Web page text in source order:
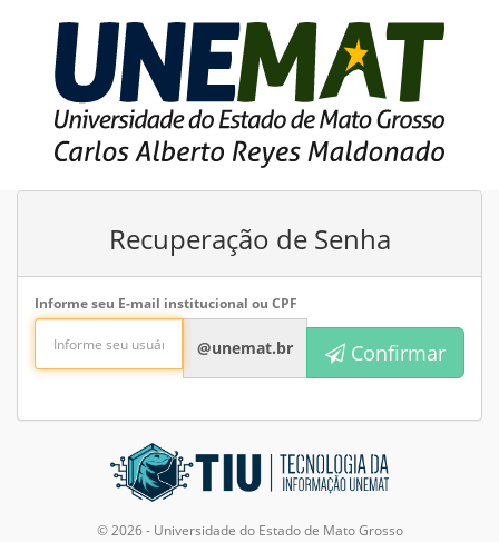
Recuperação de Senha
Informe seu E-mail institucional ou CPF
@unemat.br Confirmar
© 2026 - Universidade do Estado de Mato Grosso